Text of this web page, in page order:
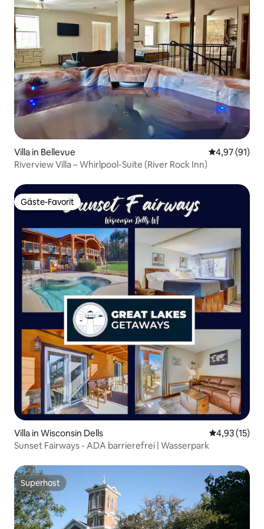
Villa in Bellevue
4,97 (91)
Riverview Villa – Whirlpool-Suite (River Rock Inn)
Gäste-Favorit
Gäste-Favorit
Villa in Wisconsin Dells
4,93 (15)
Sunset Fairways - ADA barrierefrei | Wasserpark
Superhost
Superhost